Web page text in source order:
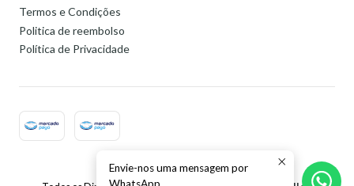
Termos e Condições
Politica de reembolso
Política de Privacidade
2026 Earty Digital.
Envie-nos uma mensagem por